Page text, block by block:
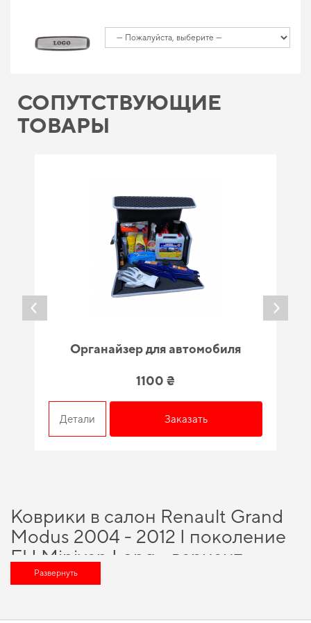
СОПУТСТВУЮЩИЕ
ТОВАРЫ
Органайзер для автомобиля
1100 ₴
Детали Заказать
Коврики в салон Renault Grand
Modus 2004 - 2012 I поколение
EU Minivan Long - вариант,
который оценит любой
Выбирайте практичные решения для водителей,купить коврики ева с
Развернуть